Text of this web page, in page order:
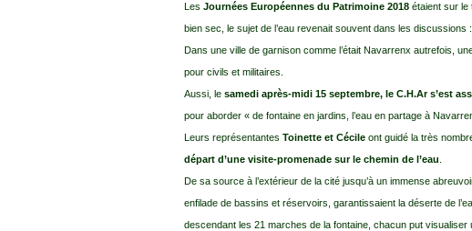
Les Journées Européennes du Patrimoine 2018 étaient sur le
bien sec, le sujet de l’eau revenait souvent dans les
Dans une ville de garnison comme l’était Navarrenx autrefois,
pour civils et militaires.
Aussi, le samedi après-midi 15 septembre, le C.H.Ar s’est
pour aborder « de fontaine en jardins, l’eau en partage à
Leurs représentantes Toinette et Cécile ont guidé la très
départ d’une visite-promenade sur le chemin de l’eau
De sa source à l’extérieur de la cité jusqu’à un immense
enfilade de bassins et réservoirs, garantissaient la déserte de
descendant les 21 marches de la fontaine, chacun put visualiser